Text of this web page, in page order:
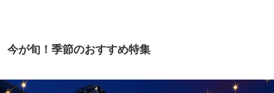
今が旬！季節のおすすめ特集